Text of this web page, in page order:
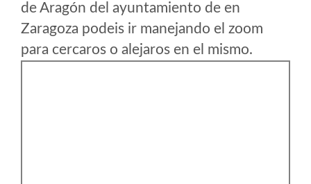
de Aragón del ayuntamiento de en
Zaragoza podeis ir manejando el zoom
para cercaros o alejaros en el mismo.